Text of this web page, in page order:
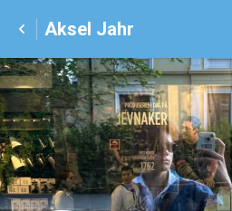
Aksel Jahr